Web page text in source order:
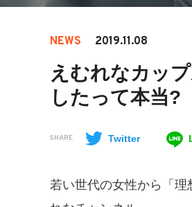
NEWS 2019.11.08
えむれなカッ
したって本当?
SHARE Twitter
若い世代の女性から「